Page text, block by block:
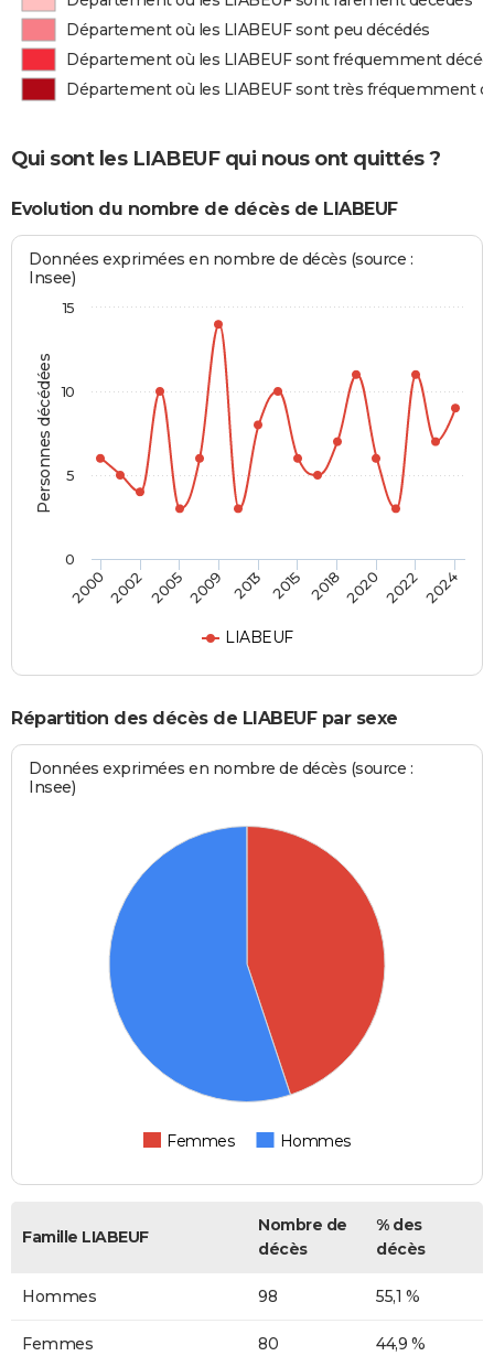
Département où les LIABEUF sont peu décédés
Département où les LIABEUF sont fréquemment
Département où les LIABEUF sont très fréquemment
Qui sont les LIABEUF qui nous ont quittés ?
Evolution du nombre de décès de LIABEUF
Personnes décédées
Données exprimées en nombre de décès (source :
Insee)
LIABEUF
20002002 20052009 2013 2015 20182020 20222024
0
5
10
15
Répartition des décès de LIABEUF par sexe
Données exprimées en nombre de décès (source :
Insee)
Femmes Hommes
Famille LIABEUF
Nombre de
décès
% des
décès
Hommes 98 55,1 %
Femmes 80 44,9 %